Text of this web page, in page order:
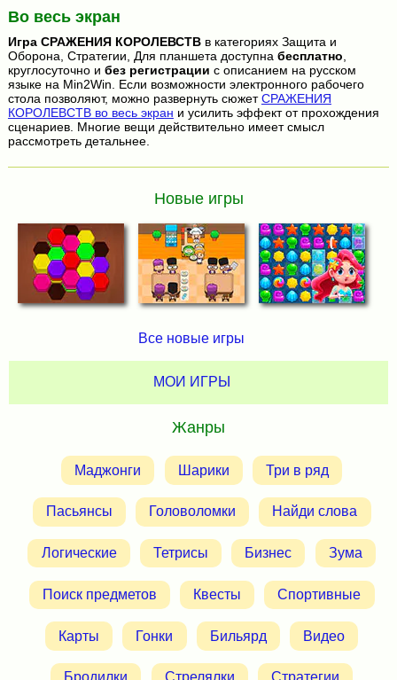
Во весь экран
Игра СРАЖЕНИЯ КОРОЛЕВСТВв категориях Защита и
Оборона, Стратегии, Для планшета доступна бесплатно
круглосуточно и без регистрации с описанием на русском
языке на Min2Win. Если возможности электронного рабочего
стола позволяют, можно развернуть сюжетСРАЖЕНИЯ
КОРОЛЕВСТВ во весь экран и усилить эффект от прохождения
сценариев. Многие вещи действительно имеет смысл
рассмотреть детальнее.
Новые игры
Все новые игры
МОИ ИГРЫ
Жанры
Маджонги Шарики Три в ряд
Пасьянсы Головоломки Найди слова
Логические Тетрисы Бизнес Зума
Поиск предметов Квесты Спортивные
Карты Гонки Бильярд Видео